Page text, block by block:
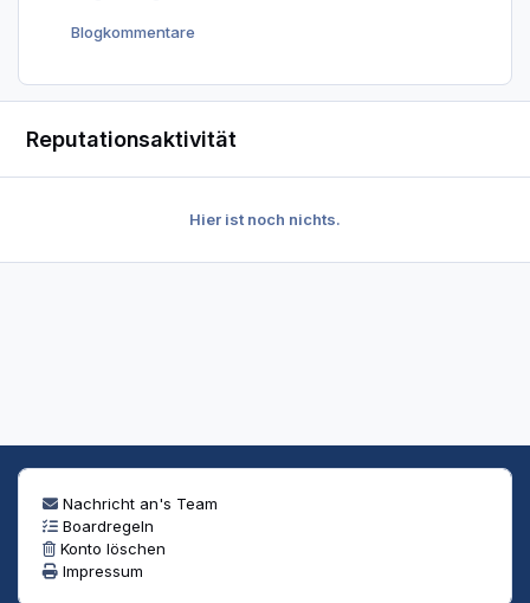
Blogkommentare
Reputationsaktivität
Hier ist noch nichts.
Nachricht an's Team
Boardregeln
Konto löschen
Impressum